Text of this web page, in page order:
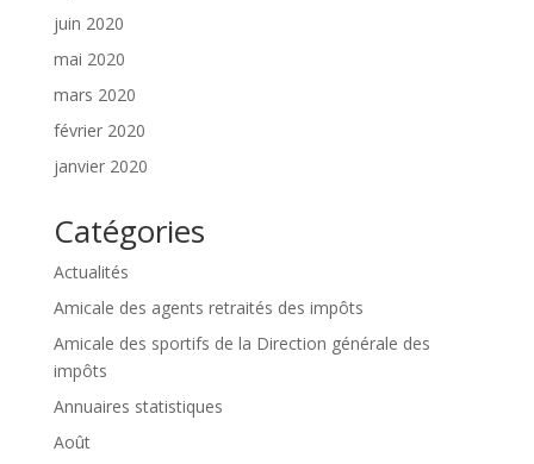
juin 2020
mai 2020
mars 2020
février 2020
janvier 2020
Catégories
Actualités
Amicale des agents retraités des impôts
Amicale des sportifs de la Direction générale des
impôts
Annuaires statistiques
Août